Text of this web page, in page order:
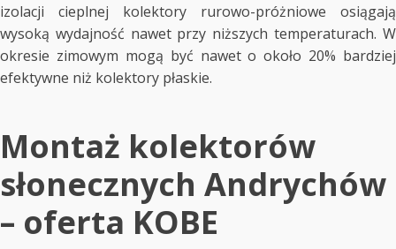
izolacji cieplnej kolektory rurowo-próżniowe osiągają
wysoką wydajność nawet przy niższych temperaturach. W
okresie zimowym mogą być nawet o około 20% bardziej
efektywne niż kolektory płaskie.
Montaż kolektorów
słonecznych Andrychów
– oferta KOBE